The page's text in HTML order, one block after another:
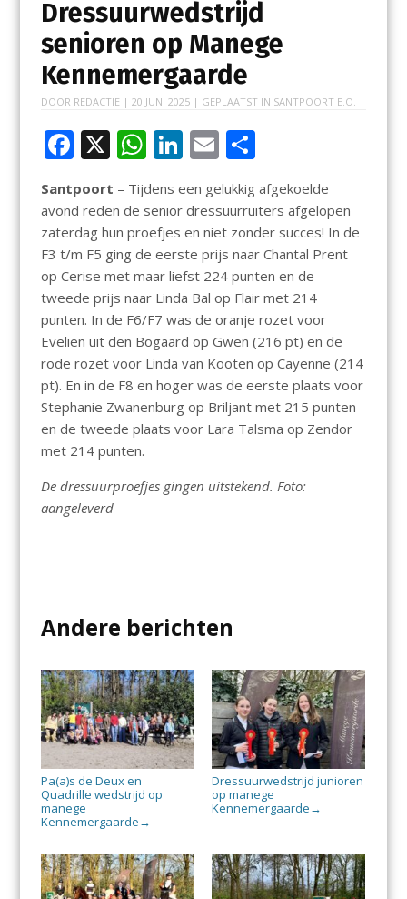
Dressuurwedstrijd
senioren op Manege
Kennemergaarde
DOOR REDACTIE | 20 JUNI 2025| GEPLAATST IN SANTPOORT E.O.
F
e
b
o
o
k
X W
h
at
s
A
p
p
Li
k
e
dI
n
E
m
ai
l
D
el
e
n
Santpoort – Tijdens een gelukkig afgekoelde
avond reden de senior dressuurruiters afgelopen
zaterdag hun proefjes en niet zonder succes! In de
F3 t/m F5 ging de eerste prijs naar Chantal Prent
op Cerise met maar liefst 224 punten en de
tweede prijs naar Linda Bal op Flair met 214
punten. In de F6/F7 was de oranje rozet voor
Evelien uit den Bogaard op Gwen (216 pt) en de
rode rozet voor Linda van Kooten op Cayenne (214
pt). En in de F8 en hoger was de eerste plaats voor
Stephanie Zwanenburg op Briljant met 215 punten
en de tweede plaats voor Lara Talsma op Zendor
met 214 punten.
De dressuurproefjes gingen uitstekend. Foto:
aangeleverd
Andere berichten
Pa(a)s de Deux en
Quadrille wedstrijd op
manege
Kennemergaarde →
Dressuurwedstrijd junioren
op manege
Kennemergaarde →